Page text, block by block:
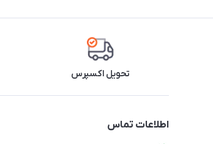
تحویل اکسپرس
اطلاعات تماس